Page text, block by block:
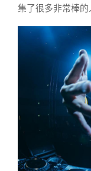
集了很多非常棒的